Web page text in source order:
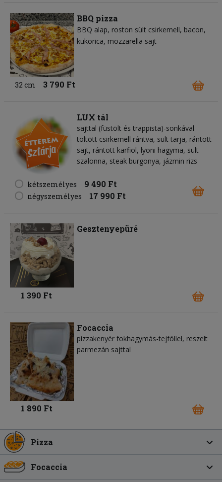
BBQ pizza
BBQ alap roston sült csirkemell bacon
kukorica mozzarella sajt
32 cm 3 790 Ft
LUX tál
sajttal (füstölt és trappista)-sonkával
töltött csirkemell rántva, sült tarja, rántott
sajt, rántott karfiol, lyoni hagyma, sült
szalonna, steak burgonya, jázmin rizs
kétszemélyes 9 490 Ft
négyszemélyes 17 990 Ft
Gesztenyepüré
1 390 Ft
Focaccia
pizzakenyér fokhagymás-tejföllel, reszelt
parmezán sajttal
1 890 Ft
Pizza
Focaccia